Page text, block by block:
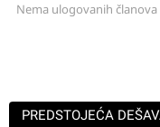
Nema ulogovanih
PREDSTOJEĆA